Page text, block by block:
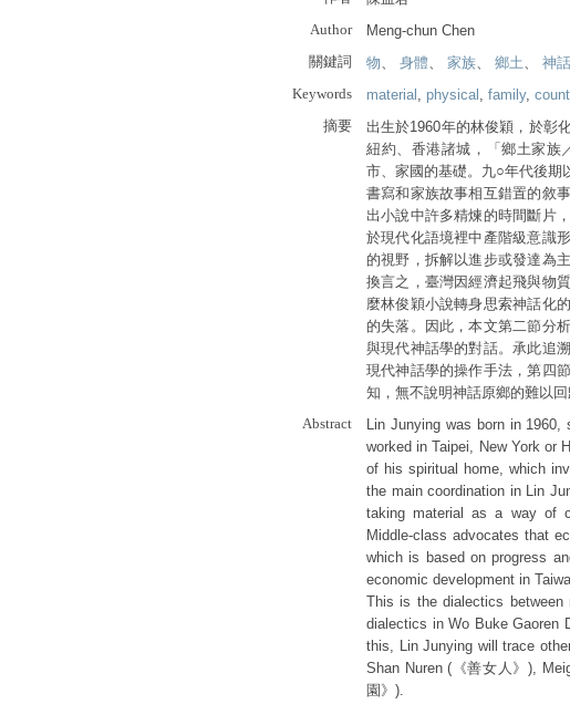
Author
Meng-chun Chen
關鍵詞
物、 身體、 家族、 鄉土、 神話
Keywords
material , physical , family,
摘要
出生於1960年的林俊穎，於彰
紐約、香港諸城，「鄉土家族
市、家國的基礎。九○年代後期
書寫和家族故事相互錯置的敘
出小說中許多精煉的時間斷片
於現代化語境裡中產階級意識
的視野，拆解以進步或發達為
換言之，臺灣因經濟起飛與物
麼林俊穎小說轉身思索神話化
的失落。因此，本文第二節分
與現代神話學的對話。承此追
現代神話學的操作手法，第四
知，無不說明神話原鄉的難以回
Abstract
Lin Junying was born in
worked in Taipei, New York or
of his spiritual home, which
the main coordination in Lin
taking material as a way of
Middle-class advocates that
which is based on progress
economic development in
This is the dialectics
dialectics in Wo Buke Gaoren
this, Lin Junying will trace
Shan Nuren (《善女人》),
園》).